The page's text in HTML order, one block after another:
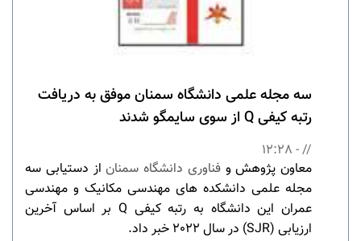
سه مجله علمی دانشگاه سمنان موفق به دریافت
رتبه کیفی Q از سوی سایمگو شدند
// - 12:28
معاون پژوهش وفناوری دانشگاه سمناناز دستیابی سه
مجله علمی دانشکده های مهندسی مکانیک و مهندسی
عمران این دانشگاه به رتبه کیفی Q بر اساس آخرین
ارزیابی (SJR) در سال 2022 خبر داد.